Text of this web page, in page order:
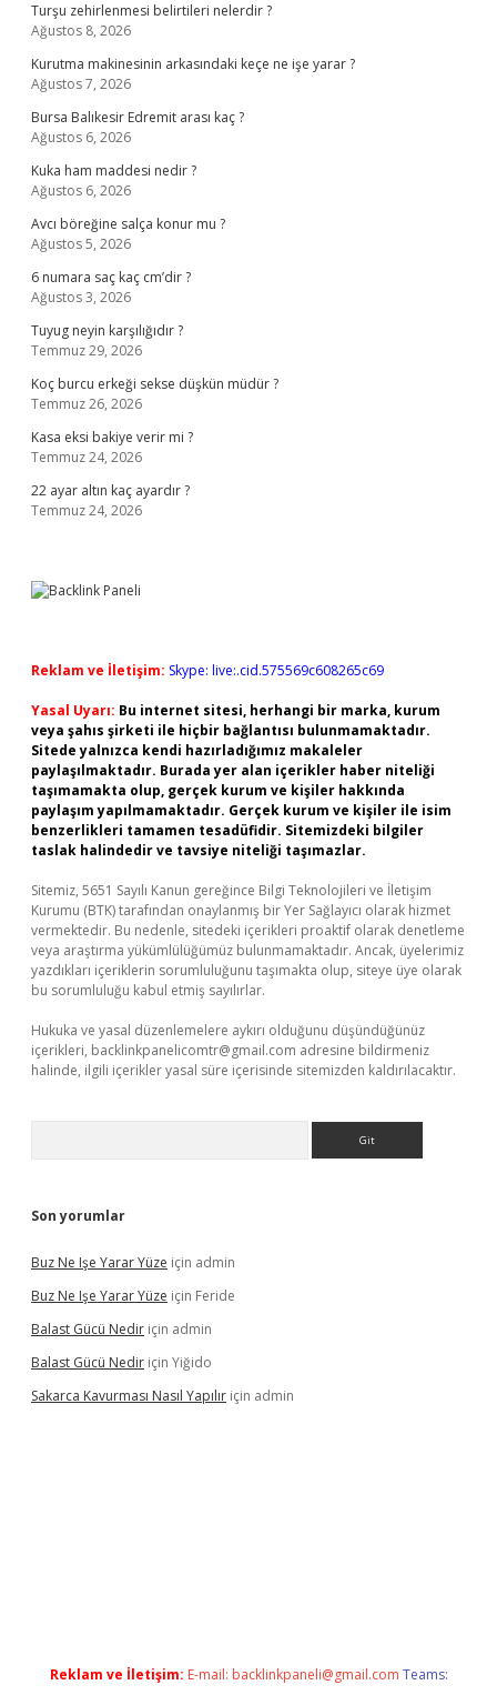
Turşu zehirlenmesi belirtileri nelerdir ?
Ağustos 8, 2026
Kurutma makinesinin arkasındaki keçe ne işe yarar ?
Ağustos 7, 2026
Bursa Balıkesir Edremit arası kaç ?
Ağustos 6, 2026
Kuka ham maddesi nedir ?
Ağustos 6, 2026
Avcı böreğine salça konur mu ?
Ağustos 5, 2026
6 numara saç kaç cm’dir ?
Ağustos 3, 2026
Tuyug neyin karşılığıdır ?
Temmuz 29, 2026
Koç burcu erkeği sekse düşkün müdür ?
Temmuz 26, 2026
Kasa eksi bakiye verir mi ?
Temmuz 24, 2026
22 ayar altın kaç ayardır ?
Temmuz 24, 2026
Reklam ve İletişim: Skype: live:.cid.575569c608265c69
Yasal Uyarı: Bu internet sitesi, herhangi bir marka, kurum
veya şahıs şirketi ile hiçbir bağlantısı bulunmamaktadır.
Sitede yalnızca kendi hazırladığımız makaleler
paylaşılmaktadır. Burada yer alan içerikler haber niteliği
taşımamakta olup, gerçek kurum ve kişiler hakkında
paylaşım yapılmamaktadır. Gerçek kurum ve kişiler ile isim
benzerlikleri tamamen tesadüfidir. Sitemizdeki bilgiler
taslak halindedir ve tavsiye niteliği taşımazlar.
Sitemiz, 5651 Sayılı Kanun gereğince Bilgi Teknolojileri ve İletişim
Kurumu (BTK) tarafından onaylanmış bir Yer Sağlayıcı olarak hizmet
vermektedir. Bu nedenle, sitedeki içerikleri proaktif olarak denetleme
veya araştırma yükümlülüğümüz bulunmamaktadır. Ancak, üyelerimiz
yazdıkları içeriklerin sorumluluğunu taşımakta olup, siteye üye olarak
bu sorumluluğu kabul etmiş sayılırlar.
Hukuka ve yasal düzenlemelere aykırı olduğunu düşündüğünüz
içerikleri, backlinkpanelicomtr@gmail.com adresine bildirmeniz
halinde, ilgili içerikler yasal süre içerisinde sitemizden kaldırılacaktır.
Son yorumlar
Buz Ne Işe Yarar Yüze için admin
Buz Ne Işe Yarar Yüze için Feride
Balast Gücü Nedir için admin
Balast Gücü Nedir için Yiğido
Sakarca Kavurması Nasıl Yapılır için admin
Reklam ve İletişim: E-mail: backlinkpaneli@gmail.com Teams: